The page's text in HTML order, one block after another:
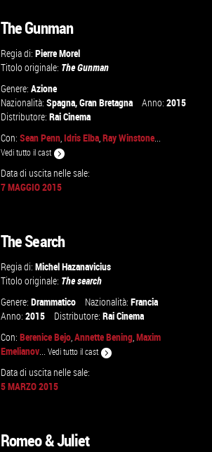
The Gunman
Regia di:Pierre Morel
Titolo originale: The Gunman
Genere:Azione
Nazionalità:Spagna,Gran Bretagna Anno:2015
Distributore:Rai Cinema
Con:Sean Penn,Idris Elba,Ray Winstone...
Vedi tutto il cast
Data di uscita nelle sale:
7 MAGGIO 2015
The Search
Regia di:Michel Hazanavicius
Titolo originale: The search
Genere:Drammatico Nazionalità:Francia
Anno:2015 Distributore:Rai Cinema
Con:Berenice Bejo,Annette Bening,Maxim
Emelianov...Vedi tutto il cast
Data di uscita nelle sale:
5 MARZO 2015
Romeo & Juliet